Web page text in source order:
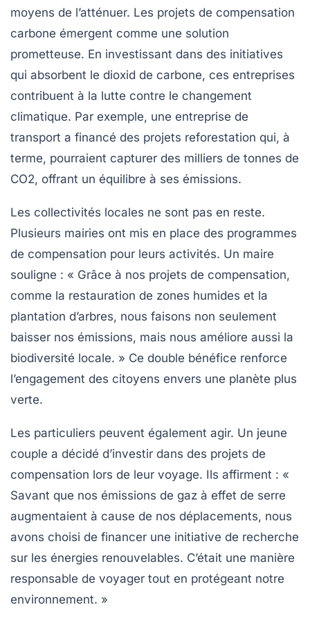
moyens de l’atténuer. Les projets de compensation
carbone émergent comme une solution
prometteuse. En investissant dans des initiatives
qui absorbent le dioxid de carbone, ces entreprises
contribuent à la lutte contre le changement
climatique. Par exemple, une entreprise de
transport a financé des projets reforestation qui, à
terme, pourraient capturer des milliers de tonnes de
CO2, offrant un équilibre à ses émissions.
Les collectivités locales ne sont pas en reste.
Plusieurs mairies ont mis en place des programmes
de compensation pour leurs activités. Un maire
souligne : « Grâce à nos projets de compensation,
comme la restauration de zones humides et la
plantation d’arbres, nous faisons non seulement
baisser nos émissions, mais nous améliore aussi la
biodiversité locale. » Ce double bénéfice renforce
l’engagement des citoyens envers une planète plus
verte.
Les particuliers peuvent également agir. Un jeune
couple a décidé d’investir dans des projets de
compensation lors de leur voyage. Ils affirment : «
Savant que nos émissions de gaz à effet de serre
augmentaient à cause de nos déplacements, nous
avons choisi de financer une initiative de recherche
sur les énergies renouvelables. C’était une manière
responsable de voyager tout en protégeant notre
environnement. »